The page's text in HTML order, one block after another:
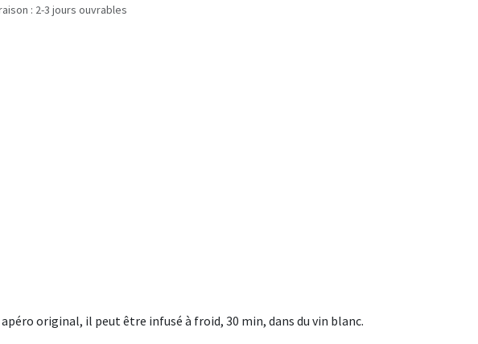
: 2-3 jours ouvrables
original, il peut être infusé à froid, 30 min, dans du vin blanc.